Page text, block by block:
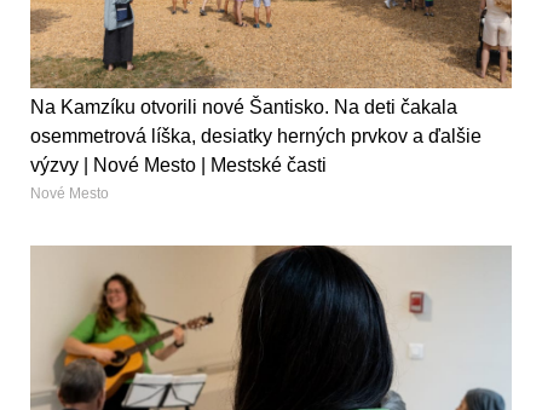
Na Kamzíku otvorili nové Šantisko. Na deti čakala
osemmetrová líška, desiatky herných prvkov a ďalšie
výzvy | Nové Mesto | Mestské časti
Nové Mesto